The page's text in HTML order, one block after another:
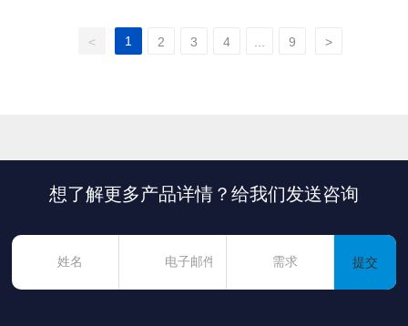
< 1 2 3 4 9 >
想了解更多产品详情？给我们发送咨询
提交